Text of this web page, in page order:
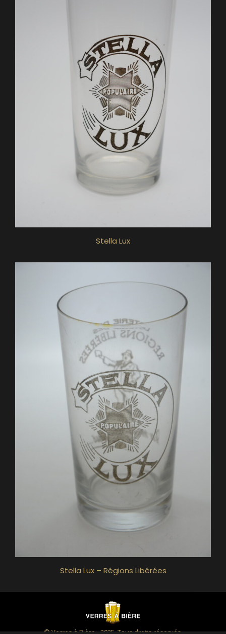
Stella Lux
Stella Lux – Régions Libérées
© Verres à Bière - 2025. Tous droits réservés.